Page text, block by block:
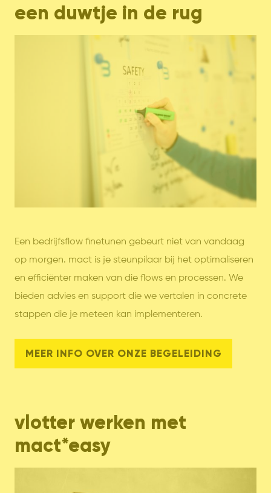
een duwtje in de rug
Een bedrijfsflow finetunen gebeurt niet van vandaag
op morgen. mact is je steunpilaar bij het optimaliseren
en efficiënter maken van die flows en processen. We
bieden advies en support die we vertalen in concrete
stappen die je meteen kan implementeren.
MEER INFO OVER ONZE BEGELEIDING
vlotter werken met
mact*easy